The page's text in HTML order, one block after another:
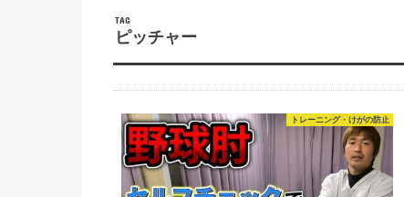
TAG
ピッチャー
トレーニング・けがの防止